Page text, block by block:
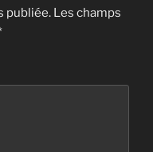
publiée. Les champs